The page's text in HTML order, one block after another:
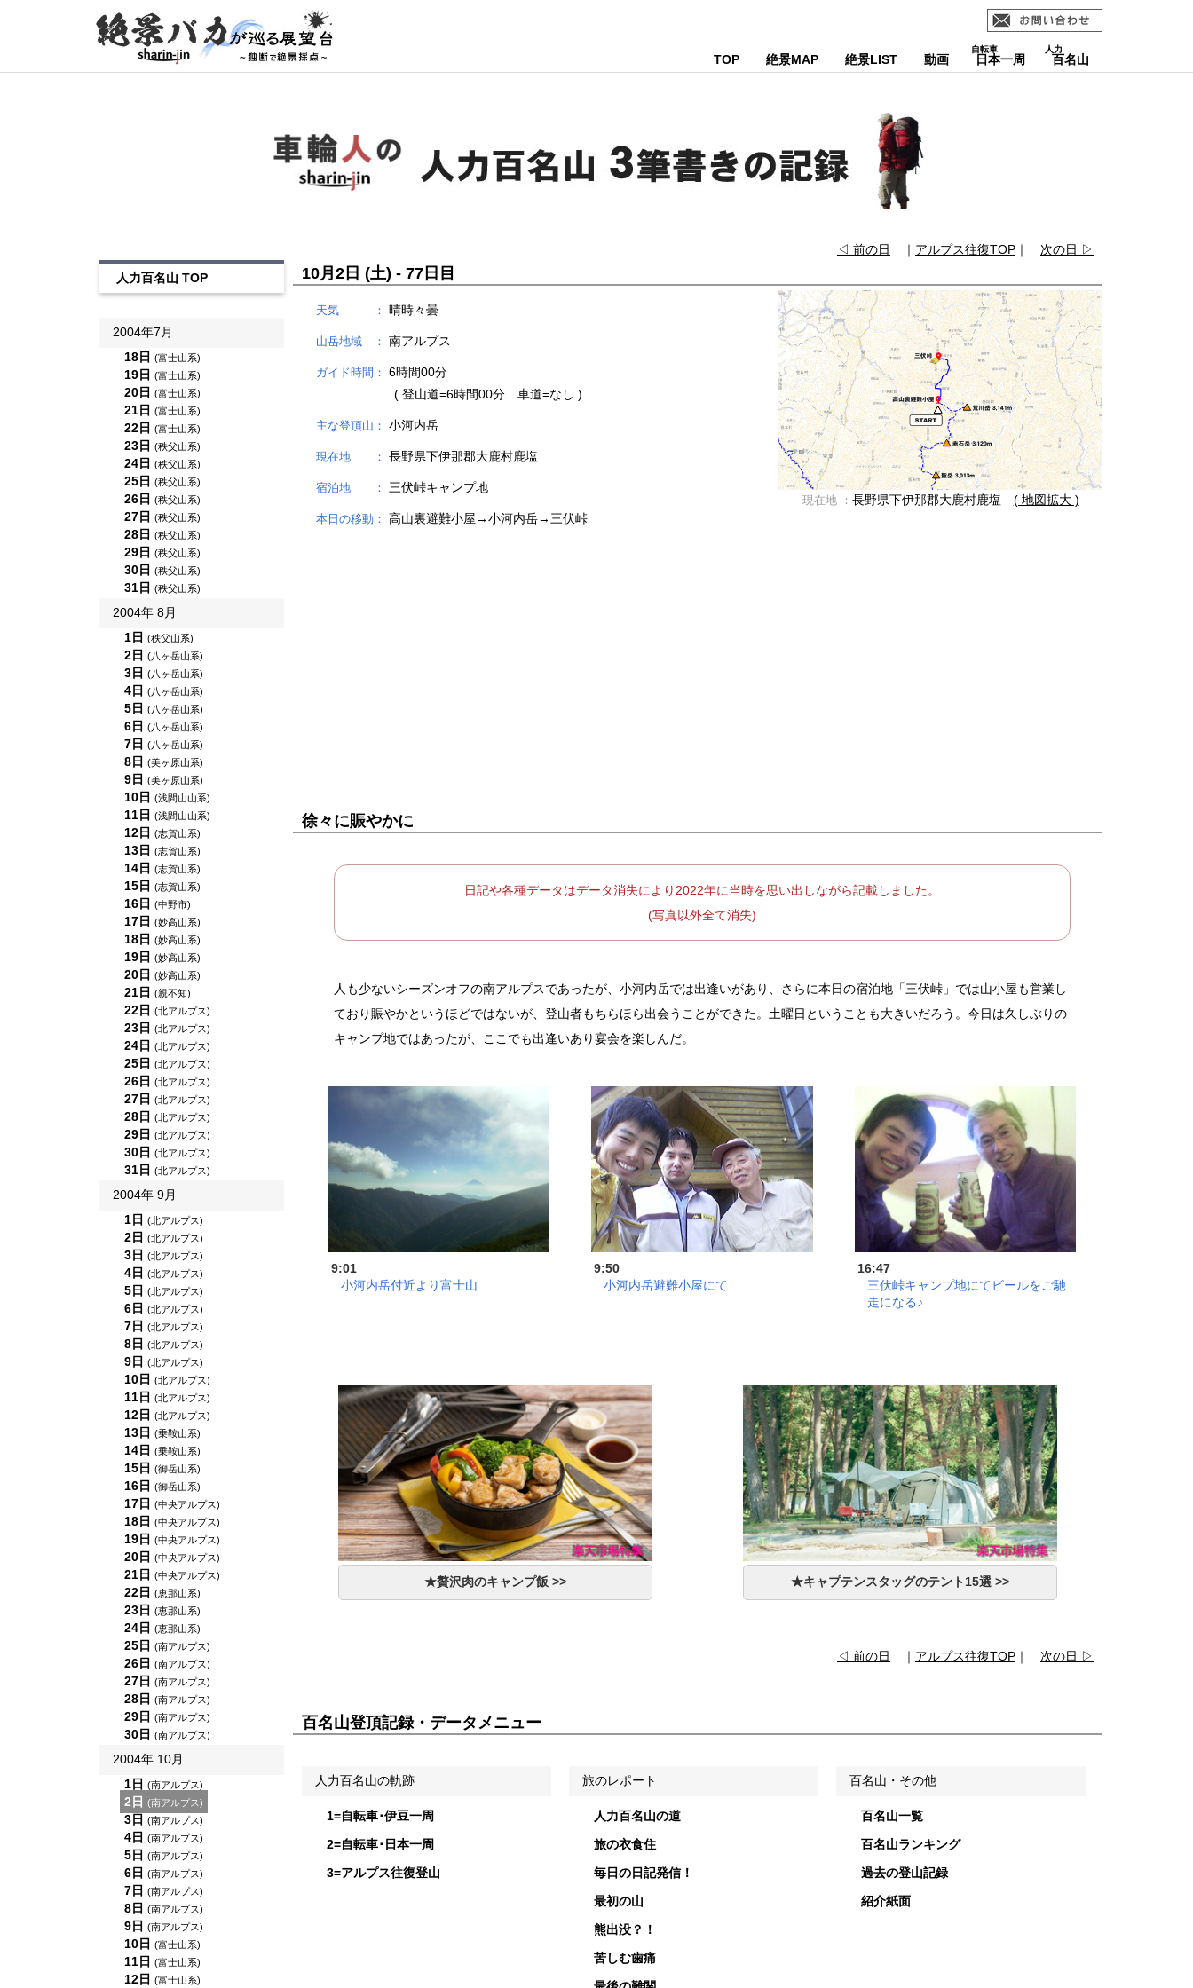
TOP 絶景MAP 絶景LIST 動画 日本一周 百名山
人力百名山 TOP
2004年7月
18日 (富士山系)
19日 (富士山系)
20日 (富士山系)
21日 (富士山系)
22日 (富士山系)
23日 (秩父山系)
24日 (秩父山系)
25日 (秩父山系)
26日 (秩父山系)
27日 (秩父山系)
28日 (秩父山系)
29日 (秩父山系)
30日 (秩父山系)
31日 (秩父山系)
2004年 8月
1日 (秩父山系)
2日 (八ヶ岳山系)
3日 (八ヶ岳山系)
4日 (八ヶ岳山系)
5日 (八ヶ岳山系)
6日 (八ヶ岳山系)
7日 (八ヶ岳山系)
8日 (美ヶ原山系)
9日 (美ヶ原山系)
10日 (浅間山山系)
11日 (浅間山山系)
12日 (志賀山系)
13日 (志賀山系)
14日 (志賀山系)
15日 (志賀山系)
16日 (中野市)
17日 (妙高山系)
18日 (妙高山系)
19日 (妙高山系)
20日 (妙高山系)
21日 (親不知)
22日 (北アルプス)
23日 (北アルプス)
24日 (北アルプス)
25日 (北アルプス)
26日 (北アルプス)
27日 (北アルプス)
28日 (北アルプス)
29日 (北アルプス)
30日 (北アルプス)
31日 (北アルプス)
2004年 9月
1日 (北アルプス)
2日 (北アルプス)
3日 (北アルプス)
4日 (北アルプス)
5日 (北アルプス)
6日 (北アルプス)
7日 (北アルプス)
8日 (北アルプス)
9日 (北アルプス)
10日 (北アルプス)
11日 (北アルプス)
12日 (北アルプス)
13日 (乗鞍山系)
14日 (乗鞍山系)
15日 (御岳山系)
16日 (御岳山系)
17日 (中央アルプス)
18日 (中央アルプス)
19日 (中央アルプス)
20日 (中央アルプス)
21日 (中央アルプス)
22日 (恵那山系)
23日 (恵那山系)
24日 (恵那山系)
25日 (南アルプス)
26日 (南アルプス)
27日 (南アルプス)
28日 (南アルプス)
29日 (南アルプス)
30日 (南アルプス)
2004年 10月
1日 (南アルプス)
2日 (南アルプス)
3日 (南アルプス)
4日 (南アルプス)
5日 (南アルプス)
6日 (南アルプス)
7日 (南アルプス)
8日 (南アルプス)
9日 (南アルプス)
10日 (富士山系)
11日 (富士山系)
12日 (富士山系)
◁ 前の日 ｜ アルプス往復TOP ｜ 次の日 ▷
10月2日 (土) - 77日目
天気 ： 晴時々曇
山岳地域 ： 南アルプス
ガイド時間： 6時間00分
( 登山道=6時間00分 車道=なし )
主な登頂山： 小河内岳
現在地 ： 長野県下伊那郡大鹿村鹿塩
宿泊地 ： 三伏峠キャンプ地
本日の移動： 高山裏避難小屋→小河内岳→三伏峠
現在地 ： 長野県下伊那郡大鹿村鹿塩 ( 地図拡大 )
徐々に賑やかに
日記や各種データはデータ消失により2022年に当時を思い出しながら記載しました。
(写真以外全て消失)
人も少ないシーズンオフの南アルプスであったが、小河内岳では出逢いがあり、さらに本日の宿泊地「三伏峠」では山小屋も営業し
ており賑やかというほどではないが、登山者もちらほら出会うことができた。土曜日ということも大きいだろう。今日は久しぶりの
キャンプ地ではあったが、ここでも出逢いあり宴会を楽しんだ。
9:01
小河内岳付近より富士山
9:50
小河内岳避難小屋にて
16:47
三伏峠キャンプ地にてビールをご馳
走になる♪
★贅沢肉のキャンプ飯 >> ★キャプテンスタッグのテント15選 >>
◁ 前の日 ｜ アルプス往復TOP ｜ 次の日 ▷
百名山登頂記録・データメニュー
人力百名山の軌跡
1=自転車･伊豆一周
2=自転車･日本一周
3=アルプス往復登山
旅のレポート
人力百名山の道
旅の衣食住
毎日の日記発信！
最初の山
熊出没？！
苦しむ歯痛
百名山・その他
百名山一覧
百名山ランキング
過去の登山記録
紹介紙面